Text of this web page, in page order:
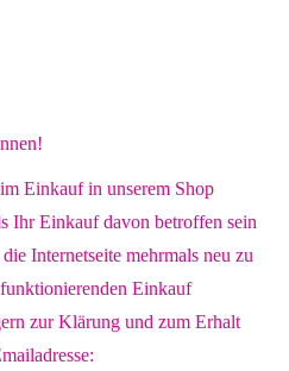
Einkauf in unserem Shop
Ihr Einkauf davon betroffen sein
Internetseite mehrmals neu zu
Einkauf
zur Klärung und zum Erhalt